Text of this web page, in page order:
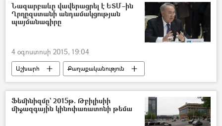
Նազարբաևը վավերացրել է ԵՏՄ–ին
Ղրղըզստանի անդամակցության
պայմանագիրը
4 օգոստոսի 2015, 19:04
Աշխարհ Քաղաքականություն
Ֆեմինիզմը` 2015թ. Թբիլիսիի
միջազգային կինոփառատոնի թեմա